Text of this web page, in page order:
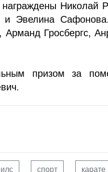
награждены Николай
и Эвелина
Арманд Гросбергс,
призом за
спорт карате